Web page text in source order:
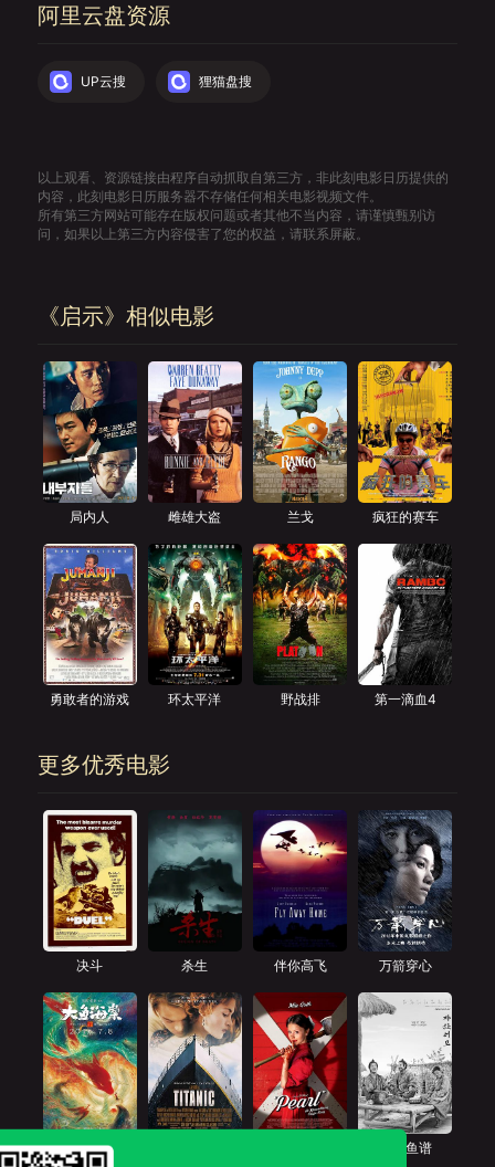
阿里云盘资源
UP云搜 狸猫盘搜
以上观看、资源链接由程序自动抓取自第三方，非此刻电影日历提供的
内容，此刻电影日历服务器不存储任何相关电影视频文件。
所有第三方网站可能存在版权问题或者其他不当内容，请谨慎甄别访
问，如果以上第三方内容侵害了您的权益，请联系屏蔽。
《启示》相似电影
局内人 雌雄大盗 兰戈 疯狂的赛车
勇敢者的游戏 环太平洋 野战排 第一滴血4
更多优秀电影
决斗 杀生 伴你高飞 万箭穿心
大鱼海棠 兹山鱼谱